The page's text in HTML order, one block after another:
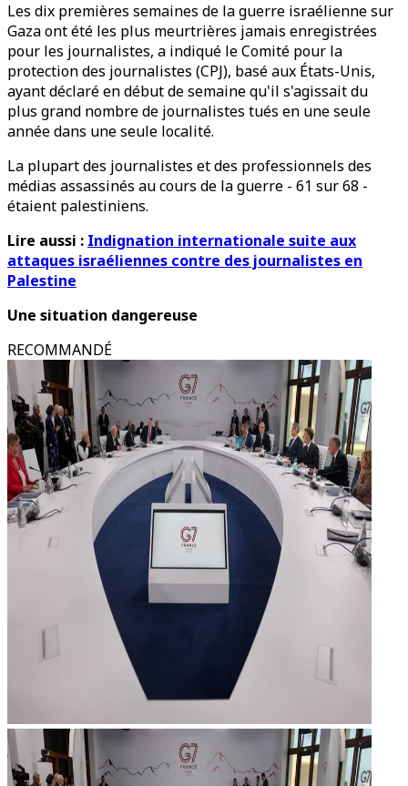
Les dix premières semaines de la guerre israélienne sur
Gaza ont été les plus meurtrières jamais enregistrées
pour les journalistes, a indiqué le Comité pour la
protection des journalistes (CPJ), basé aux États-Unis,
ayant déclaré en début de semaine qu'il s'agissait du
plus grand nombre de journalistes tués en une seule
année dans une seule localité.
La plupart des journalistes et des professionnels des
médias assassinés au cours de la guerre - 61 sur 68 -
étaient palestiniens.
Lire aussi : Indignation internationale suite aux
attaques israéliennes contre des journalistes en
Palestine
Une situation dangereuse
RECOMMANDÉ